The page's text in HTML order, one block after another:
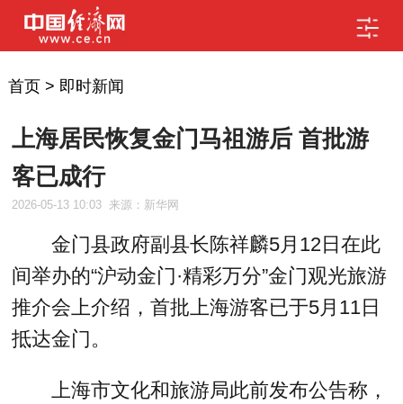
首页> 即时新闻
上海居民恢复金门马祖游后 首批游
客已成行
2026-05-13 10:03 来源：新华网
金门县政府副县长陈祥麟5月12日在此
间举办的“沪动金门·精彩万分”金门观光旅游
推介会上介绍，首批上海游客已于5月11日
抵达金门。
上海市文化和旅游局此前发布公告称，